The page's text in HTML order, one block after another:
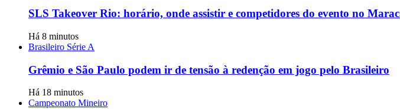
SLS Takeover Rio: horário, onde assistir e competidores do evento no
Há 8 minutos
Brasileiro Série A
Grêmio e São Paulo podem ir de tensão à redenção em jogo pelo Brasileiro
Há 18 minutos
Campeonato Mineiro